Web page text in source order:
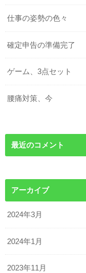
仕事の姿勢の色々
確定申告の準備完了
ゲーム、3点セット
腰痛対策、今
最近のコメント
アーカイブ
2024年3月
2024年1月
2023年11月